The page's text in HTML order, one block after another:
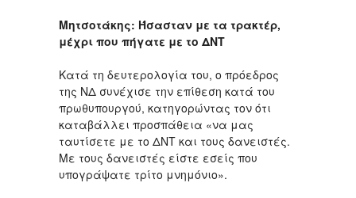
Μητσοτάκης: Ήσασταν με τα τρακτέρ,
μέχρι που πήγατε με το ΔΝΤ
Κατά τη δευτερολογία του, ο πρόεδρος
της ΝΔ συνέχισε την επίθεση κατά του
πρωθυπουργού, κατηγορώντας τον ότι
καταβάλλει προσπάθεια «να μας
ταυτίσετε με το ΔΝΤ και τους δανειστές.
Με τους δανειστές είστε εσείς που
υπογράψατε τρίτο μνημόνιο».